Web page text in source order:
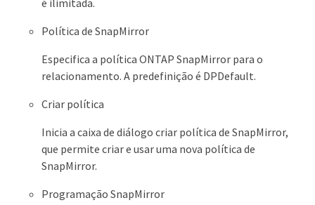
Política de SnapMirror
Especifica a política ONTAP SnapMirror para o
relacionamento. A predefinição é DPDefault.
Criar política
Inicia a caixa de diálogo criar política de SnapMirror,
que permite criar e usar uma nova política de
SnapMirror.
Programação SnapMirror